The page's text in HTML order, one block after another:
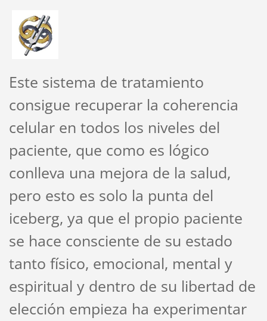
Este sistema de tratamiento
consigue recuperar la coherencia
celular en todos los niveles del
paciente, que como es lógico
conlleva una mejora de la salud,
pero esto es solo la punta del
iceberg, ya que el propio paciente
se hace consciente de su estado
tanto físico, emocional, mental y
espiritual y dentro de su libertad de
elección empieza ha experimentar